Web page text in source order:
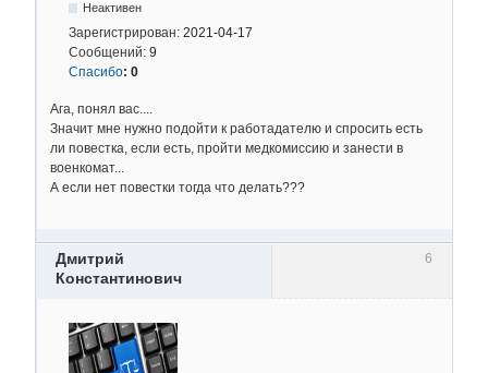
Неактивен
Зарегистрирован: 2021-04-17
Сообщений: 9
Спасибо: 0
Ага, понял вас....
Значит мне нужно подойти к работадателю и спросить есть
ли повестка, если есть, пройти медкомиссию и занести в
военкомат...
А если нет повестки тогда что делать???
6
Дмитрий
Константинович